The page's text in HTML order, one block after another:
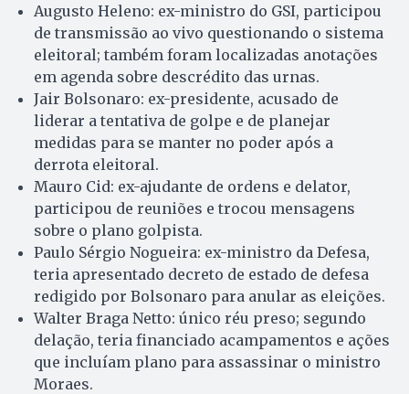
Augusto Heleno: ex-ministro do GSI, participou
de transmissão ao vivo questionando o sistema
eleitoral; também foram localizadas anotações
em agenda sobre descrédito das urnas.
Jair Bolsonaro: ex-presidente, acusado de
liderar a tentativa de golpe e de planejar
medidas para se manter no poder após a
derrota eleitoral.
Mauro Cid: ex-ajudante de ordens e delator,
participou de reuniões e trocou mensagens
sobre o plano golpista.
Paulo Sérgio Nogueira: ex-ministro da Defesa,
teria apresentado decreto de estado de defesa
redigido por Bolsonaro para anular as eleições.
Walter Braga Netto: único réu preso; segundo
delação, teria financiado acampamentos e ações
que incluíam plano para assassinar o ministro
Moraes.